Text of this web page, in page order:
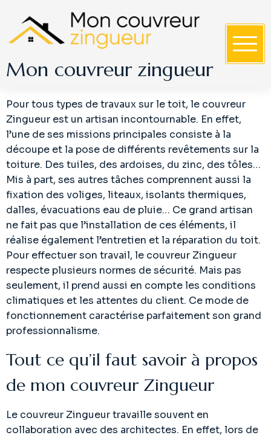
Mon couvreur zingueur
Pour tous types de travaux sur le toit, le couvreur
Zingueur est un artisan incontournable. En effet,
l’une de ses missions principales consiste à la
découpe et la pose de différents revêtements sur la
toiture. Des tuiles, des ardoises, du zinc, des tôles…
Mis à part, ses autres tâches comprennent aussi la
fixation des voliges, liteaux, isolants thermiques,
dalles, évacuations eau de pluie… Ce grand artisan
ne fait pas que l’installation de ces éléments, il
réalise également l’entretien et la réparation du toit.
Pour effectuer son travail, le couvreur Zingueur
respecte plusieurs normes de sécurité. Mais pas
seulement, il prend aussi en compte les conditions
climatiques et les attentes du client. Ce mode de
fonctionnement caractérise parfaitement son grand
professionnalisme.
Tout ce qu’il faut savoir à propos
de mon couvreur Zingueur
Le couvreur Zingueur travaille souvent en
collaboration avec des architectes. En effet, lors de